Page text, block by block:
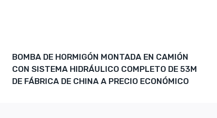
BOMBA DE HORMIGÓN MONTADA EN CAMIÓN
CON SISTEMA HIDRÁULICO COMPLETO DE 53M
DE FÁBRICA DE CHINA A PRECIO ECONÓMICO